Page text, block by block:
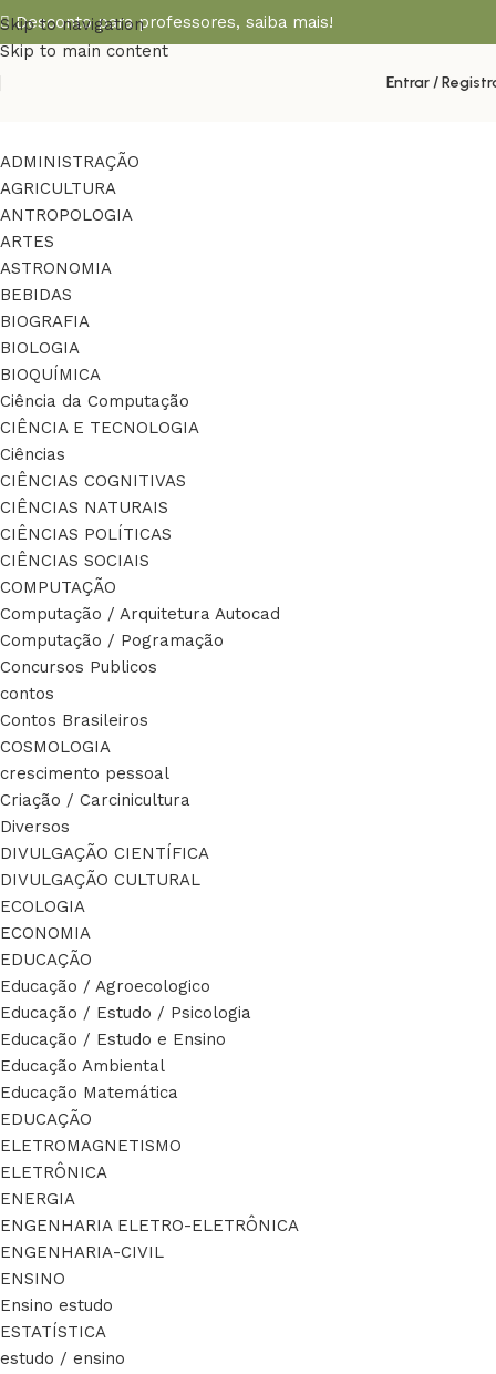
Skip to navigation
Skip to main content
Desconto para professores, saiba mais!
Entrar /
ADMINISTRAÇÃO
AGRICULTURA
ANTROPOLOGIA
ARTES
ASTRONOMIA
BEBIDAS
BIOGRAFIA
BIOLOGIA
BIOQUÍMICA
Ciência da Computação
CIÊNCIA E TECNOLOGIA
Ciências
CIÊNCIAS COGNITIVAS
CIÊNCIAS NATURAIS
CIÊNCIAS POLÍTICAS
CIÊNCIAS SOCIAIS
COMPUTAÇÃO
Computação / Arquitetura Autocad
Computação / Pogramação
Concursos Publicos
contos
Contos Brasileiros
COSMOLOGIA
crescimento pessoal
Criação / Carcinicultura
Diversos
DIVULGAÇÃO CIENTÍFICA
DIVULGAÇÃO CULTURAL
ECOLOGIA
ECONOMIA
EDUCAÇÃO
Educação / Agroecologico
Educação / Estudo / Psicologia
Educação / Estudo e Ensino
Educação Ambiental
Educação Matemática
EDUCAÇÃO
ELETROMAGNETISMO
ELETRÔNICA
ENERGIA
ENGENHARIA ELETRO-ELETRÔNICA
ENGENHARIA-CIVIL
ENSINO
Ensino estudo
ESTATÍSTICA
estudo / ensino